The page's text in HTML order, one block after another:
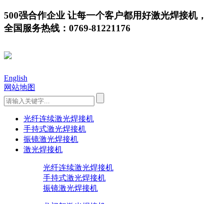
500强合作企业 让每一个客户都用好激光焊接机，
全国服务热线：0769-81221176
English
网站地图
光纤连续激光焊接机
手持式激光焊接机
振镜激光焊接机
激光焊接机
光纤连续激光焊接机
手持式激光焊接机
振镜激光焊接机